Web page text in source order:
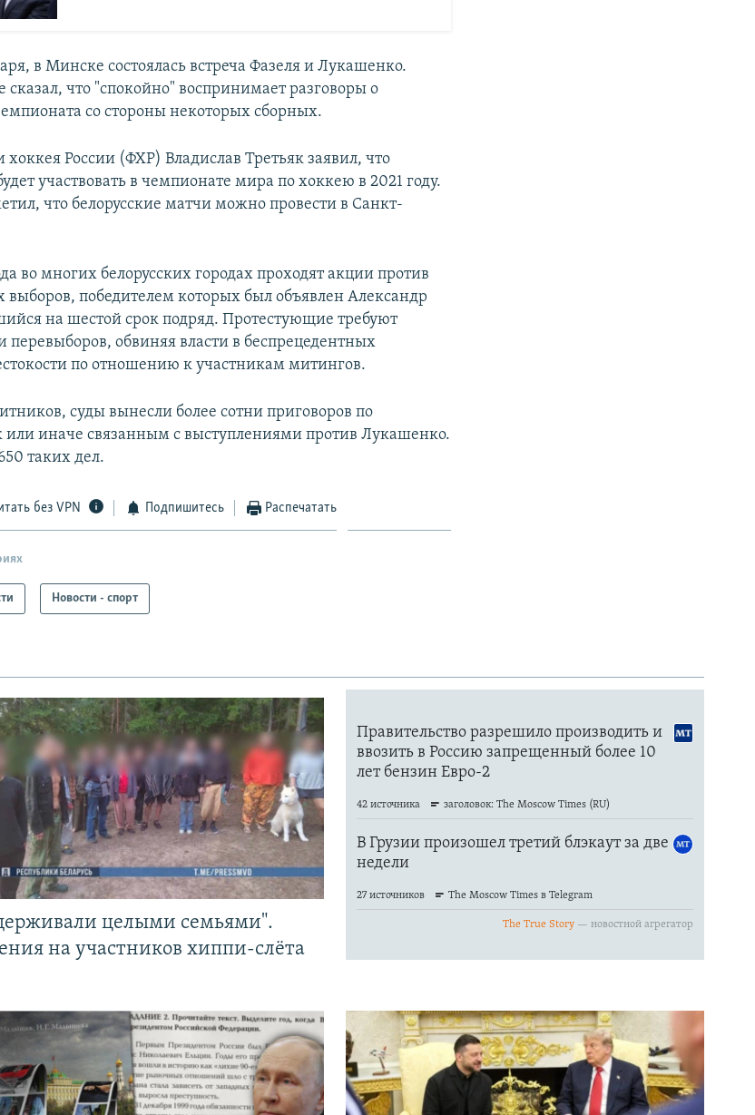
в Минске состоялась встреча Фазеля и Лукашенко.
сказал, что "спокойно" воспринимает разговоры о
со стороны некоторых сборных.
России (ФХР) Владислав Третьяк заявил, что
участвовать в чемпионате мира по хоккею в 2021 году.
что белорусские матчи можно провести в Санкт-
во многих белорусских городах проходят акции против
выборов, победителем которых был объявлен Александр
на шестой срок подряд. Протестующие требуют
перевыборов, обвиняя власти в беспрецедентных
по отношению к участникам митингов.
суды вынесли более сотни приговоров по
или иначе связанным с выступлениями против Лукашенко.
таких дел.
без VPN Подпишитесь Распечатать
Новости - спорт
целыми семьями".
на участников хиппи-слёта